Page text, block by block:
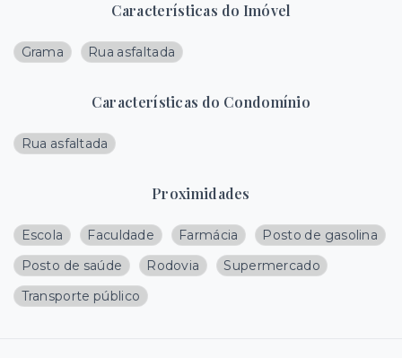
Características do Imóvel
Grama Rua asfaltada
Características do Condomínio
Rua asfaltada
Proximidades
Escola Faculdade Farmácia
Posto de gasolina
Posto de saúde
Rodovia
Supermercado
Transporte público